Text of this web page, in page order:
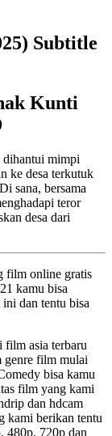
Subtitle
Kunti
dihantui mimpi
ke desa terkutuk
sana, bersama
teror
desa dari
film online gratis
kamu bisa
dan tentu bisa
film asia terbaru
genre film mulai
bisa kamu
film yang kami
dan hdcam
kami berikan tentu
480p, 720p dan